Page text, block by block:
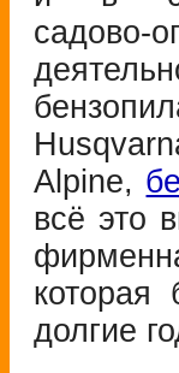
садово-
Alpine,
всё это
которая
долгие